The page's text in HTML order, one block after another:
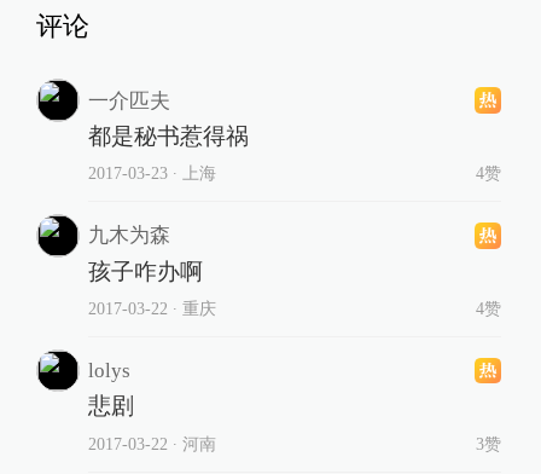
评论
一介匹夫
都是秘书惹得祸
2017-03-23∙ 上海 4赞
九木为森
孩子咋办啊
2017-03-22 ∙ 重庆 4赞
lolys
悲剧
2017-03-22 ∙ 河南 3赞